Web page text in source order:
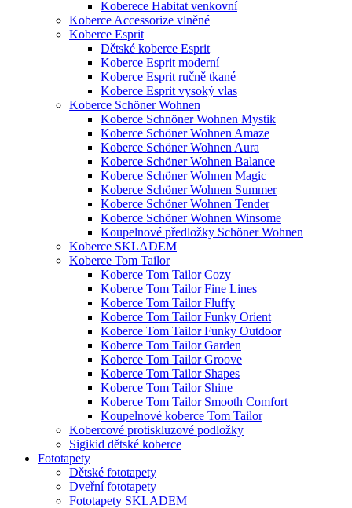
Koberece Habitat venkovní
Koberce Accessorize vlněné
Koberce Esprit
Dětské koberce Esprit
Koberce Esprit moderní
Koberce Esprit ručně tkané
Koberce Esprit vysoký vlas
Koberce Schöner Wohnen
Koberce Schnöner Wohnen Mystik
Koberce Schöner Wohnen Amaze
Koberce Schöner Wohnen Aura
Koberce Schöner Wohnen Balance
Koberce Schöner Wohnen Magic
Koberce Schöner Wohnen Summer
Koberce Schöner Wohnen Tender
Koberce Schöner Wohnen Winsome
Koupelnové předložky Schöner Wohnen
Koberce SKLADEM
Koberce Tom Tailor
Koberce Tom Tailor Cozy
Koberce Tom Tailor Fine Lines
Koberce Tom Tailor Fluffy
Koberce Tom Tailor Funky Orient
Koberce Tom Tailor Funky Outdoor
Koberce Tom Tailor Garden
Koberce Tom Tailor Groove
Koberce Tom Tailor Shapes
Koberce Tom Tailor Shine
Koberce Tom Tailor Smooth Comfort
Koupelnové koberce Tom Tailor
Kobercové protiskluzové podložky
Sigikid dětské koberce
Fototapety
Dětské fototapety
Dveřní fototapety
Fototapety SKLADEM